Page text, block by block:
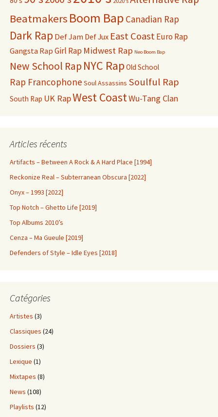
Beatmakers Boom Bap Canadian Rap
Dark Rap Def Jam Def Jux East CoastEuro Rap
Gangsta RapGirl Rap Midwest Rap Neo Boom Bap
New School Rap NYC Rap Old School
Rap Francophone Soul Assassins Soulful Rap
South Rap UK RapWest CoastWu-Tang Clan
Articles récents
Artifacts – Between A Rock & A Hard Place [1994]
Reckonize Real – Subterranean Obscura [2022]
Onyx – 1993 [2022]
Top Notch – Ghetto Life [2019]
Top Albums 2010’s
Cenza – Ma Gueule [2019]
Defenders of Style – Idle Eyes [2018]
Catégories
Artistes (3)
Classiques (24)
Dossiers (3)
Lexique (1)
Mixtapes (8)
News (108)
Playlists (12)